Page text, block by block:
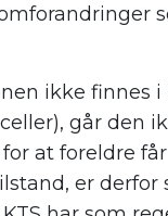
ikke finnes i
går den
at foreldre
er derfor